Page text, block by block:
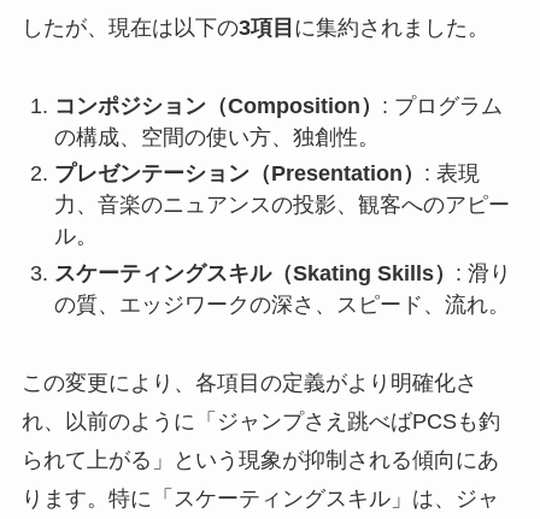
したが、現在は以下の3項目 に集約されました。
コンポジション（Composition） : プログラム
の構成、空間の使い方、独創性。
プレゼンテーション（Presentation） : 表現
力、音楽のニュアンスの投影、観客へのアピー
ル。
スケーティングスキル（Skating Skills） : 滑り
の質、エッジワークの深さ、スピード、流れ。
この変更により、各項目の定義がより明確化さ
れ、以前のように「ジャンプさえ跳べばPCSも釣
られて上がる」という現象が抑制される傾向にあ
ります。特に「スケーティングスキル」は、ジャ